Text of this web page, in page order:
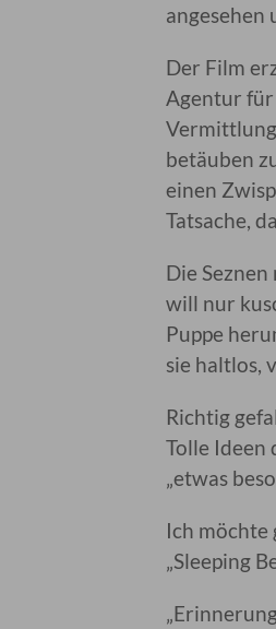
angesehen
Der Film
Agentur für
betäuben
einen
Tatsache,
Die
will nur
Puppe
sie haltlos,
Richtig
Tolle Ideen
„etwas
Ich möchte
„Sleeping